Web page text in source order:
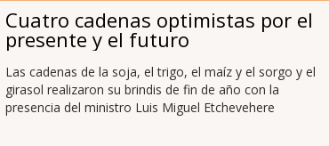
Cuatro cadenas optimistas por el
presente y el futuro
Las cadenas de la soja, el trigo, el maíz y el sorgo y el
girasol realizaron su brindis de fin de año con la
presencia del ministro Luis Miguel Etchevehere